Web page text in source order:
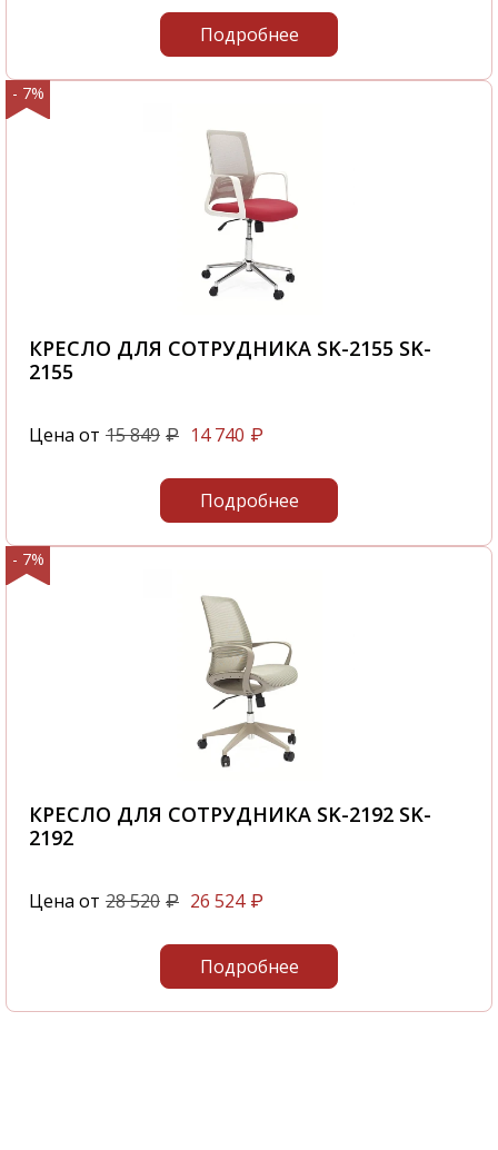
Подробнее
- 7%
КРЕСЛО ДЛЯ СОТРУДНИКА SK-2155 SK-
2155
Цена от 15 849 ₽ 14 740 ₽
Подробнее
- 7%
КРЕСЛО ДЛЯ СОТРУДНИКА SK-2192 SK-
2192
Цена от 28 520 ₽ 26 524 ₽
Подробнее